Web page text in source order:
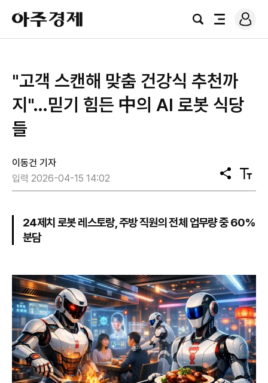
아
주
경
검
전
로
그
"고객 스캔해 맞춤 건강식 추천까
지"…믿기 힘든 中의 AI 로봇 식당
들
이동건 기자
입력 2026-04-15 14:02
공
유
텍
스
기
24제치 로봇 레스토랑, 주방 직원의 전체 업무량 중 60%
분담